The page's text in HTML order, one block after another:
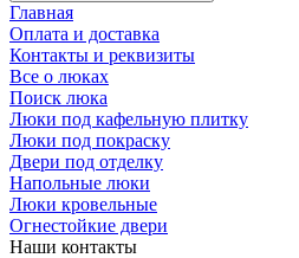
Главная
Оплата и доставка
Контакты и реквизиты
Все о люках
Поиск люка
Люки под кафельную плитку
Люки под покраску
Двери под отделку
Напольные люки
Люки кровельные
Огнестойкие двери
Наши контакты